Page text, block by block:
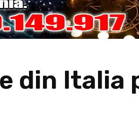
din Italia